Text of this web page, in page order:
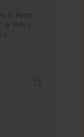
in Party
or Policy
a